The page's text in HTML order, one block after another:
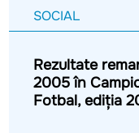
SOCIAL
Rezultate
2005 în
Fotbal, ediția